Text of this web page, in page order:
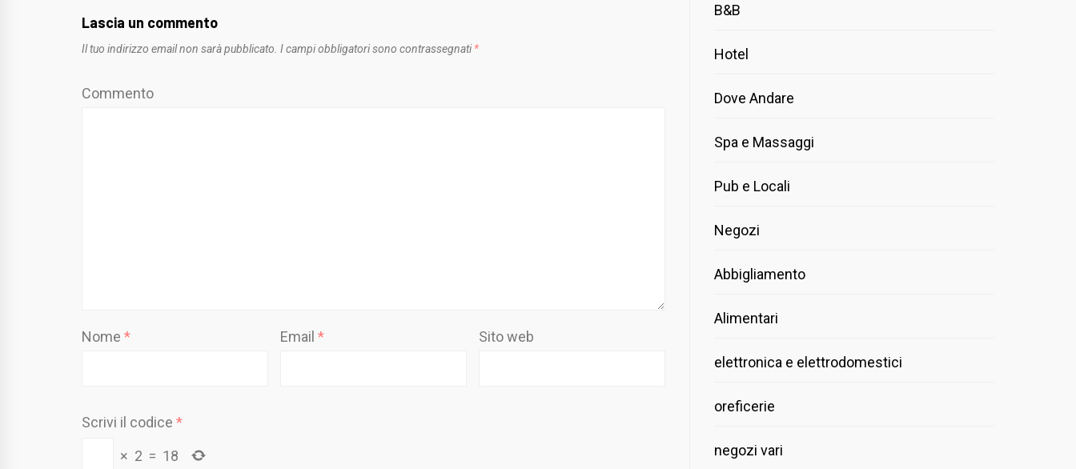
Lascia un commento
Il tuo indirizzo email non sarà pubblicato. I campi obbligatori sono contrassegnati *
Commento
Nome * Email * Sito web
Scrivi il codice *
× 2 = 18
B&B
Hotel
Dove Andare
Spa e Massaggi
Pub e Locali
Negozi
Abbigliamento
Alimentari
elettronica e elettrodomestici
oreficerie
negozi vari